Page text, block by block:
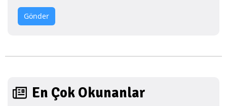
Gönder
En Çok Okunanlar